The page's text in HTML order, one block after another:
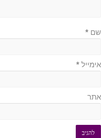
שם*
אימייל*
אתר